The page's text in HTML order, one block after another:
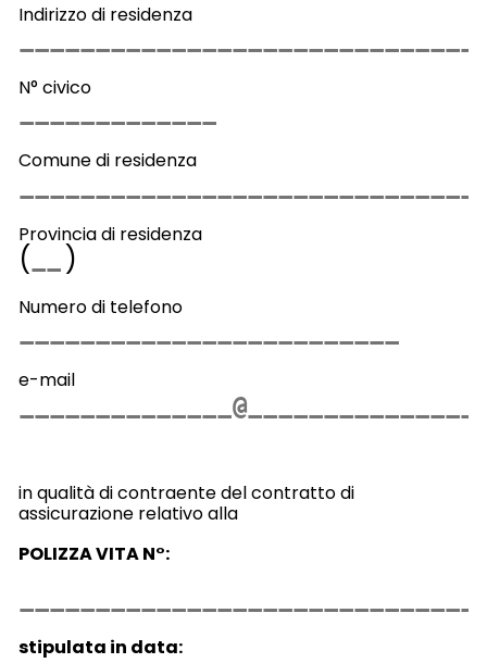
Indirizzo di residenza
N° civico
Comune di residenza
Provincia di residenza
( )
Numero di telefono
e-mail
in qualità di contraente del contratto di
assicurazione relativo alla
POLIZZA VITA N°:
stipulata in data: